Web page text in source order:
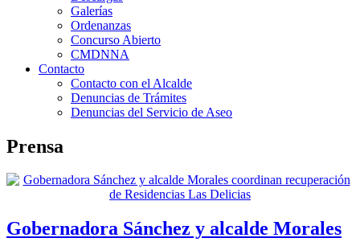
Galerías
Ordenanzas
Concurso Abierto
CMDNNA
Contacto
Contacto con el Alcalde
Denuncias de Trámites
Denuncias del Servicio de Aseo
Prensa
Gobernadora Sánchez y alcalde Morales